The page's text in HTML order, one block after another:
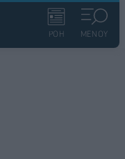
ΡΟΗ ΜΕΝΟΥ